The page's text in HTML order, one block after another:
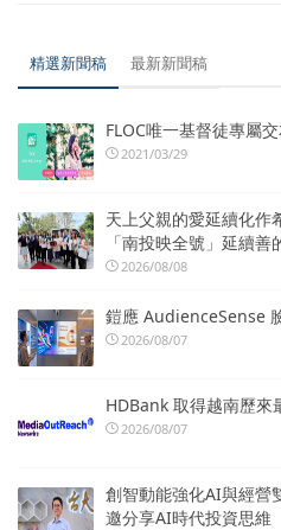
精選新聞稿 最新新聞稿
FLOC唯一基督徒專屬
2021/03/29
天上父親的愛延續化作
「南投映全號」延續善
2026/08/08
鎧應 AudienceSense
2026/08/07
HDBank 取得越南歷來
2026/08/07
創智動能強化AI與經營
邀分享AI時代投資思維